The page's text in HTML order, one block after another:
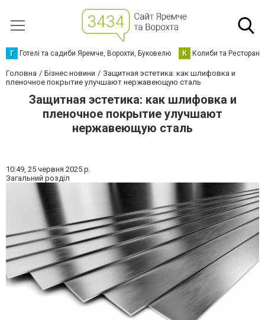
Г Готелі та садиби Яремче, Ворохти, Буковелю К Колиби та Ресторани
Головна Бізнес новини
Защитная эстетика: как шлифовка и
пленочное покрытие улучшают нержавеющую сталь
Защитная эстетика: как шлифовка и
пленочное покрытие улучшают
нержавеющую сталь
10:49, 25 червня 2025 р.
Загальний розділ